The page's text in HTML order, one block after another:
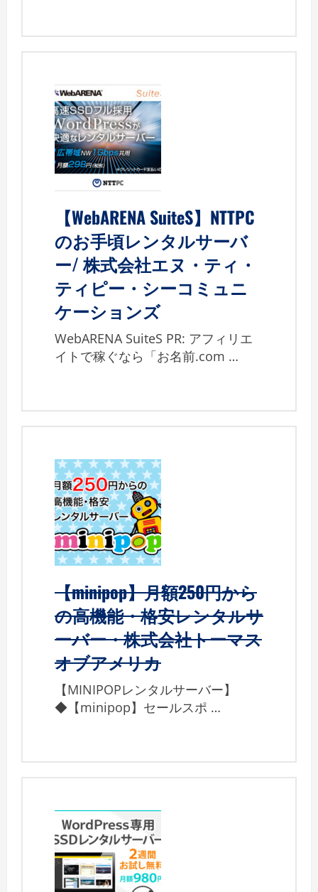
【WebARENA SuiteS】NTTPC
のお手頃レンタルサーバ
ー/ 株式会社エヌ・ティ・
ティピー・シーコミュニ
ケーションズ
WebARENA SuiteS PR: アフィリエ
イトで稼ぐなら「お名前.com …
【minipop】月額250円から
の高機能・格安レンタルサ
ーバー・株式会社トーマス
オブアメリカ
【MINIPOPレンタルサーバー】
◆【minipop】セールスポ …